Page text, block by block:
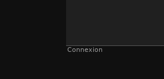
Connexion